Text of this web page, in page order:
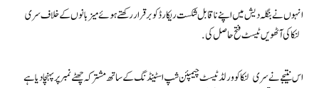
انہوں نے بنگلہ دیش میں اپنے ناقابل شکست ریکارڈ کو برقرار رکھتے ہوئے میزبانوں کے خلاف سری
لنکا کی آٹھویں ٹیسٹ فتح حاصل کی.
اس نتیجے نے سری لنکا کو ورلڈ ٹیسٹ چیمپئن شپ اسٹینڈنگ کے ساتھ مشترکہ چھٹے نمبر پر پہنچا دیا ہے